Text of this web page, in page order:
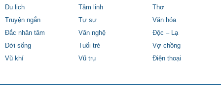
Du lịch
Tâm linh
Thơ
Truyện ngắn
Tự sự
Văn hóa
Đắc nhân tâm
Văn nghệ
Độc – Lạ
Đời sống
Tuổi trẻ
Vợ chồng
Vũ khí
Vũ trụ Điện thoại